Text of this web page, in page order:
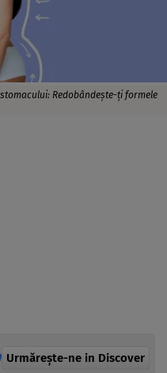
Redobândește-ți formele
Urmărește-ne in Discover